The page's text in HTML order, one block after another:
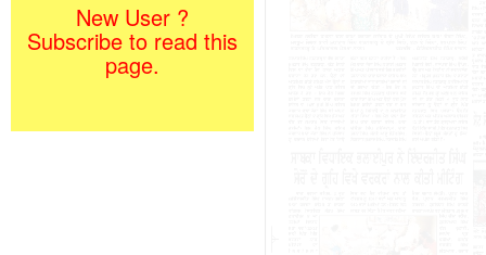
New User ?
Subscribe to read this
page.